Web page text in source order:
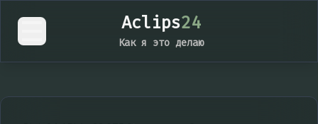
Aclips24
Как я это делаю